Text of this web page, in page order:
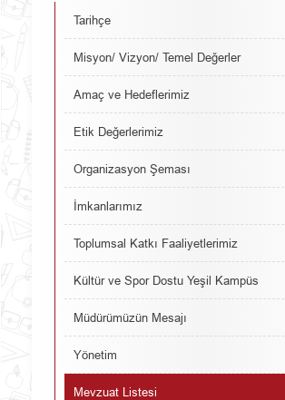
Tarihçe
Misyon/ Vizyon/ Temel Değerler
Amaç ve Hedeflerimiz
Etik Değerlerimiz
Organizasyon Şeması
İmkanlarımız
Toplumsal Katkı Faaliyetlerimiz
Kültür ve Spor Dostu Yeşil Kampüs
Müdürümüzün Mesajı
Yönetim
Mevzuat Listesi